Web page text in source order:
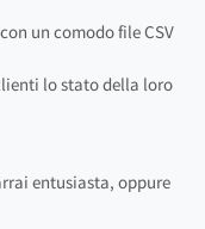
con un comodo file CSV
lo stato della loro
entusiasta, oppure